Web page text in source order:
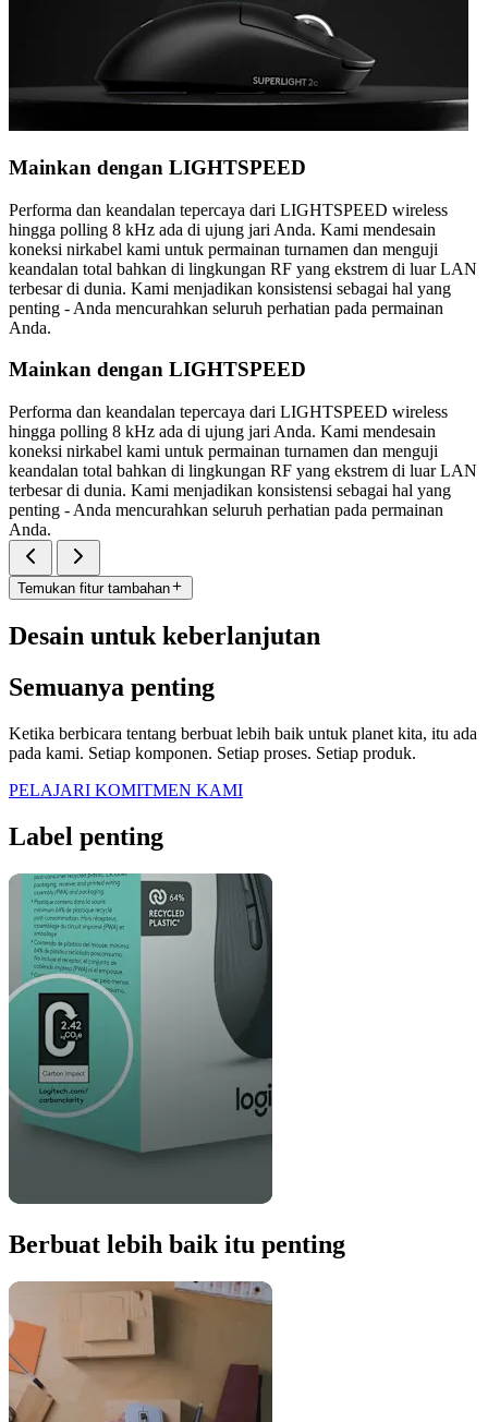
Mainkan dengan LIGHTSPEED
Performa dan keandalan tepercaya dari LIGHTSPEED wireless
hingga polling 8 kHz ada di ujung jari Anda. Kami mendesain
koneksi nirkabel kami untuk permainan turnamen dan menguji
keandalan total bahkan di lingkungan RF yang ekstrem di luar LAN
terbesar di dunia. Kami menjadikan konsistensi sebagai hal yang
penting - Anda mencurahkan seluruh perhatian pada permainan
Anda.
Mainkan dengan LIGHTSPEED
Performa dan keandalan tepercaya dari LIGHTSPEED wireless
hingga polling 8 kHz ada di ujung jari Anda. Kami mendesain
koneksi nirkabel kami untuk permainan turnamen dan menguji
keandalan total bahkan di lingkungan RF yang ekstrem di luar LAN
terbesar di dunia. Kami menjadikan konsistensi sebagai hal yang
penting - Anda mencurahkan seluruh perhatian pada permainan
Anda.
Temukan fitur tambahan
Desain untuk keberlanjutan
Semuanya penting
Ketika berbicara tentang berbuat lebih baik untuk planet kita, itu ada
pada kami. Setiap komponen. Setiap proses. Setiap produk.
PELAJARI KOMITMEN KAMI
Label penting
Berbuat lebih baik itu penting